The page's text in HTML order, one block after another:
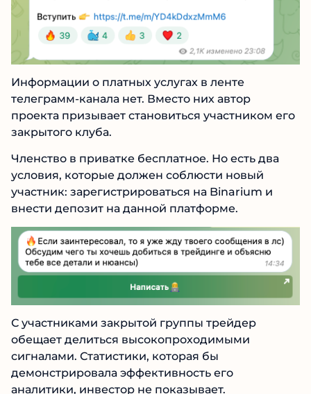
Информации о платных услугах в ленте
телеграмм-канала нет. Вместо них автор
проекта призывает становиться участником
его закрытого клуба.
Членство в приватке бесплатное. Но есть два
условия, которые должен соблюсти новый
участник: зарегистрироваться на Binarium и
внести депозит на данной платформе.